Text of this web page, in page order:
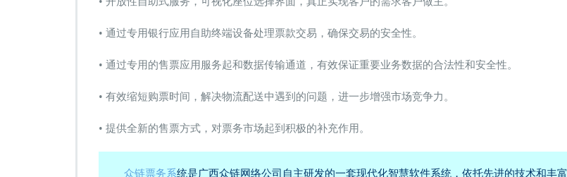
• 通过专用银行应用自助终端设备处理票款交易，确保交易的安全性。
• 通过专用的售票应用服务起和数据传输通道，有效保证重要业务数据的合法性和安全性。
• 有效缩短购票时间，解决物流配送中遇到的问题，进一步增强市场竞争力。
• 提供全新的售票方式，对票务市场起到积极的补充作用。
众链票务系统是广西众链网络公司自主研发的一套现代化智慧软件系统，依托先进的技术和丰富